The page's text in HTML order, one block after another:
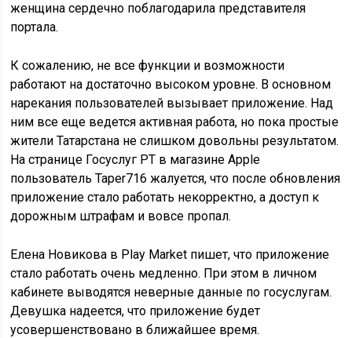
женщина сердечно поблагодарила представителя
портала.
К сожалению, не все функции и возможности
работают на достаточно высоком уровне. В основном
нарекания пользователей вызывает приложение. Над
ним все еще ведется активная работа, но пока простые
жители Татарстана не слишком довольны результатом.
На странице Госуслуг РТ в магазине Apple
пользователь Taper716 жалуется, что после обновления
приложение стало работать некорректно, а доступ к
дорожным штрафам и вовсе пропал.
Елена Новикова в Play Market пишет, что приложение
стало работать очень медленно. При этом в личном
кабинете выводятся неверные данные по госуслугам.
Девушка надеется, что приложение будет
усовершенствовано в ближайшее время.